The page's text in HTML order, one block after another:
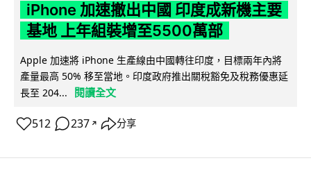
iPhone 加速撤出中國 印度成新機主要
基地 上年組裝增至5500萬部
Apple 加速將 iPhone 生產線由中國轉往印度，目標兩年內將
產量最高 50% 移至當地。印度政府推出關稅豁免及稅務優惠延
長至 204...
閱讀全文
512 237 ↗ 分享